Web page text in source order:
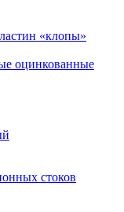
«клопы»
оцинкованные
стоков